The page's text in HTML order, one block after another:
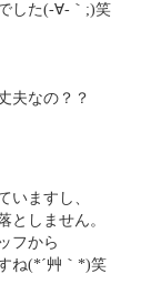
した(-∀-｀;)笑
夫なの？？
いますし、
としません。
フから
ね(*´艸｀*)笑